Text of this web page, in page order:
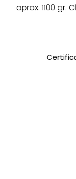
aprox. 1100 gr.